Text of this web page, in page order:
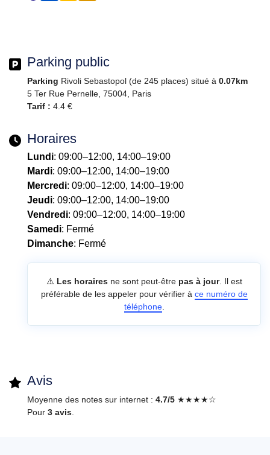
Parking public
Parking Rivoli Sebastopol (de 245 places) situé à 0.07km
5 Ter Rue Pernelle, 75004, Paris
Tarif : 4.4 €
Horaires
Lundi: 09:00–12:00, 14:00–19:00
Mardi: 09:00–12:00, 14:00–19:00
Mercredi: 09:00–12:00, 14:00–19:00
Jeudi: 09:00–12:00, 14:00–19:00
Vendredi: 09:00–12:00, 14:00–19:00
Samedi: Fermé
Dimanche: Fermé
⚠️ Les horairesne sont peut-être pas à jour. Il est
préférable de les appeler pour vérifier à ce numéro de
téléphone.
Avis
Moyenne des notes sur internet : 4.7/5 ★★★★☆
Pour 3 avis